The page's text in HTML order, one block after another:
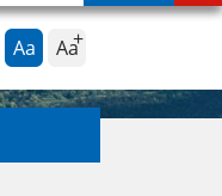
Aa Aa